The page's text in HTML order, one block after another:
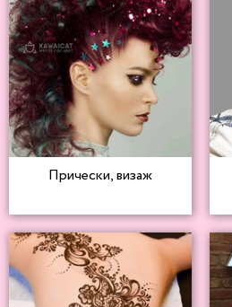
Прически, визаж